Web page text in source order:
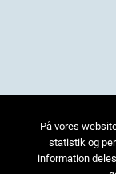
På vores
statistik og
information